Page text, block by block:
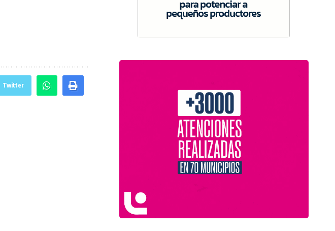
Twitter